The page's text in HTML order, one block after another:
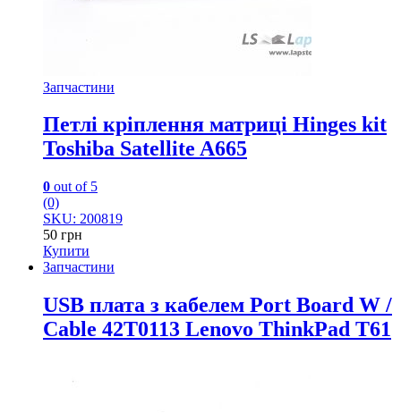
Запчастини
Петлі кріплення матриці Hinges kit
Toshiba Satellite A665
0 out of 5
(0)
SKU: 200819
50 грн
Купити
Запчастини
USB плата з кабелем Port Board W /
Cable 42T0113 Lenovo ThinkPad T61